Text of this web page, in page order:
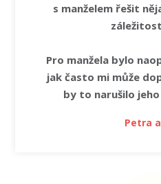
s manželem řešit
Pro manžela bylo
jak často mi může
by to narušilo
Petra